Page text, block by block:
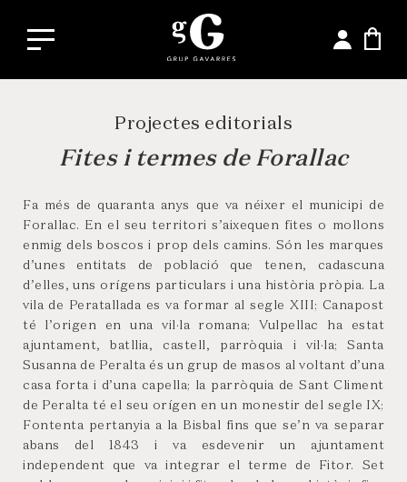
Projectes editorials
Fites i termes de Forallac
Fa més de quaranta anys que va néixer el municipi de
Forallac. En el seu territori s’aixequen fites o mollons
enmig dels boscos i prop dels camins. Són les marques
d’unes entitats de població que tenen, cadascuna
d’elles, uns orígens particulars i una història pròpia. La
vila de Peratallada es va formar al segle XIII; Canapost
té l’origen en una vil·la romana; Vulpellac ha estat
ajuntament, batllia, castell, parròquia i vil·la; Santa
Susanna de Peralta és un grup de masos al voltant d’una
casa forta i d’una capella; la parròquia de Sant Climent
de Peralta té el seu orígen en un monestir del segle IX;
Fontenta pertanyia a la Bisbal fins que se’n va separar
abans del 1843 i va esdevenir un ajuntament
independent que va integrar el terme de Fitor. Set